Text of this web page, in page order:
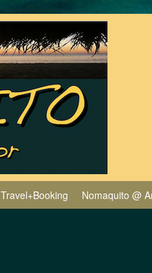
Travel+Booking Nomaquito @